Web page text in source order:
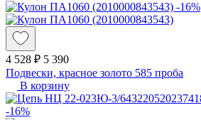
-16%
4 528 ₽ 5 390
Подвески, красное золото 585 проба
В корзину
-16%